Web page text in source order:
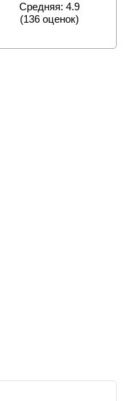
Средняя: 4.9
(136 оценок)